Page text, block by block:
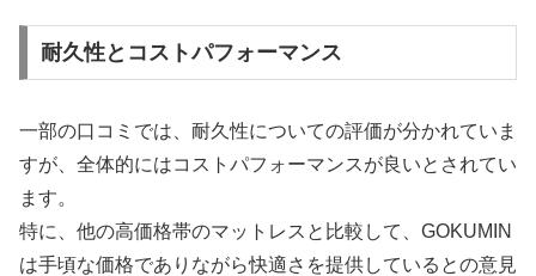
耐久性とコストパフォーマンス
一部の口コミでは、耐久性についての評価が分かれていま
すが、全体的にはコストパフォーマンスが良いとされてい
ます。
特に、他の高価格帯のマットレスと比較して、GOKUMIN
は手頃な価格でありながら快適さを提供しているとの意見